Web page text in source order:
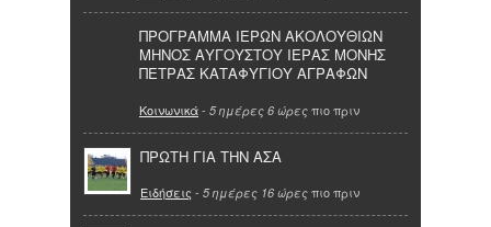
ΠΡΟΓΡΑΜΜΑ ΙΕΡΩΝ ΑΚΟΛΟΥΘΙΩΝ
ΜΗΝΟΣ ΑΥΓΟΥΣΤΟΥ ΙΕΡΑΣ ΜΟΝΗΣ
ΠΕΤΡΑΣ ΚΑΤΑΦΥΓΙΟΥ ΑΓΡΑΦΩΝ
Κοινωνικά- 5 ημέρες 6 ώρες πιο πριν
ΠΡΩΤΗ ΓΙΑ ΤΗΝ ΑΣΑ
Ειδήσεις - 5 ημέρες 16 ώρες πιο πριν